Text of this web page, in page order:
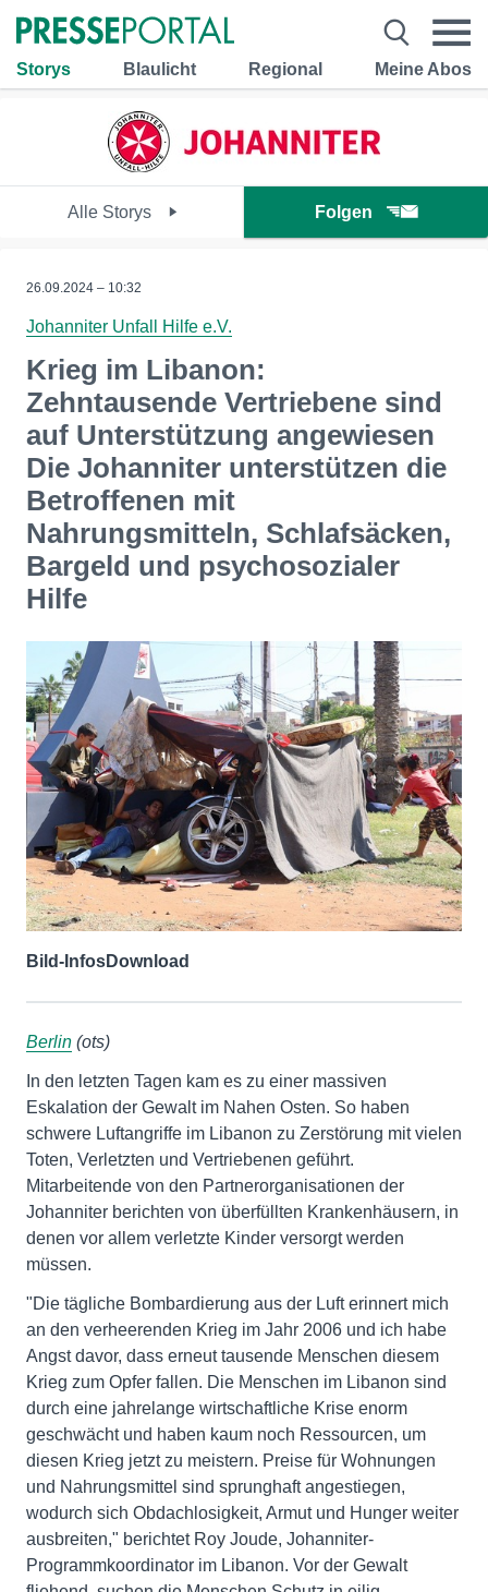
Storys Blaulicht Regional Meine Abos
Alle Storys Folgen
26.09.2024 – 10:32
Johanniter Unfall Hilfe e.V.
Krieg im Libanon:
Zehntausende Vertriebene sind
auf Unterstützung angewiesen
Die Johanniter unterstützen die
Betroffenen mit
Nahrungsmitteln, Schlafsäcken,
Bargeld und psychosozialer
Hilfe
Bild-InfosDownload
Berlin (ots)
In den letzten Tagen kam es zu einer massiven
Eskalation der Gewalt im Nahen Osten. So haben
schwere Luftangriffe im Libanon zu Zerstörung mit vielen
Toten, Verletzten und Vertriebenen geführt.
Mitarbeitende von den Partnerorganisationen der
Johanniter berichten von überfüllten Krankenhäusern, in
denen vor allem verletzte Kinder versorgt werden
müssen.
"Die tägliche Bombardierung aus der Luft erinnert mich
an den verheerenden Krieg im Jahr 2006 und ich habe
Angst davor, dass erneut tausende Menschen diesem
Krieg zum Opfer fallen. Die Menschen im Libanon sind
durch eine jahrelange wirtschaftliche Krise enorm
geschwächt und haben kaum noch Ressourcen, um
diesen Krieg jetzt zu meistern. Preise für Wohnungen
und Nahrungsmittel sind sprunghaft angestiegen,
wodurch sich Obdachlosigkeit, Armut und Hunger weiter
ausbreiten," berichtet Roy Joude, Johanniter-
Programmkoordinator im Libanon. Vor der Gewalt